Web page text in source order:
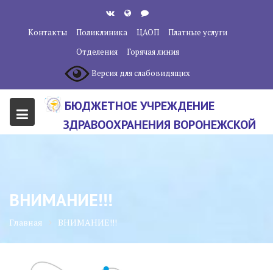
содержанию
Контакты Поликлиника ЦАОП
Платные услуги
Отделения
Горячая линия
Версия для слабовидящих
БЮДЖЕТНОЕ УЧРЕЖДЕНИЕ
ЗДРАВООХРАНЕНИЯ ВОРОНЕЖСКОЙ
ЦЕНТР"
ВНИМАНИЕ!!!
Главная ВНИМАНИЕ!!!